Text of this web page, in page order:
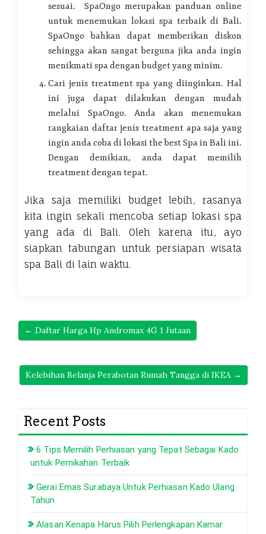
sesuai. SpaOngo merupakan panduan online
untuk menemukan lokasi spa terbaik di Bali.
SpaOngo bahkan dapat memberikan diskon
sehingga akan sangat berguna jika anda ingin
menikmati spa dengan budget yang minim.
Cari jenis treatment spa yang diinginkan. Hal
ini juga dapat dilakukan dengan mudah
melalui SpaOngo. Anda akan menemukan
rangkaian daftar jenis treatment apa saja yang
ingin anda coba di lokasi the best Spa in Baliini.
Dengan demikian, anda dapat memilih
treatment dengan tepat.
Jika saja memiliki budget lebih, rasanya
kita ingin sekali mencoba setiap lokasi spa
yang ada di Bali. Oleh karena itu, ayo
siapkan tabungan untuk persiapan wisata
spa Bali di lain waktu.
← Daftar Harga Hp Andromax 4G 1 Jutaan
Kelebihan Belanja Perabotan Rumah Tangga di IKEA →
Recent Posts
6 Tips Memilih Perhiasan yang Tepat Sebagai Kado
untuk Pernikahan Terbaik
Gerai Emas Surabaya Untuk Perhiasan Kado Ulang
Tahun
Alasan Kenapa Harus Pilih Perlengkapan Kamar